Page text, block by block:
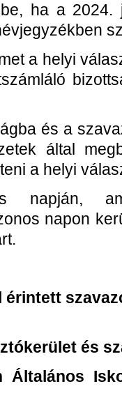
ha a 2024.
a helyi
és a
által
a helyi
napján,
napon
és